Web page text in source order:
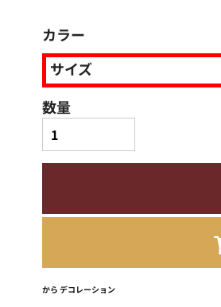
カラー
サイズ
数量
から デコレーション